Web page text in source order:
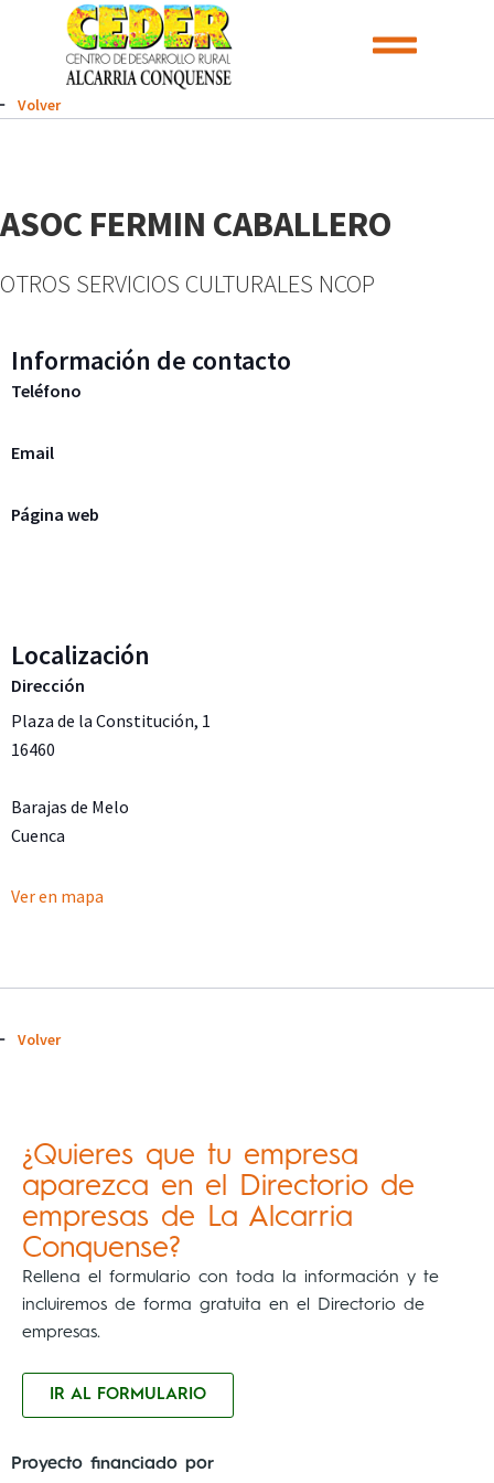
¿Quieres que tu empresa
aparezca en el Directorio de
empresas de La Alcarria
Conquense?
Rellena el formulario con toda la información y te
incluiremos de forma gratuita en el Directorio de
empresas.
IR AL FORMULARIO
Volver
ASOC FERMIN CABALLERO
OTROS SERVICIOS CULTURALES NCOP
Información de contacto
Teléfono
Email
Página web
Localización
Dirección
Plaza de la Constitución, 1
16460
Barajas de Melo
Cuenca
Ver en mapa
Volver
Proyecto financiado por